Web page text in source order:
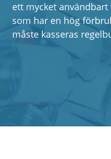
ett mycket
som har en hög
måste kasseras